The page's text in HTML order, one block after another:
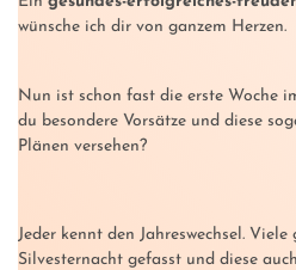
wünsche ich dir von ganzem Herzen.
Nun ist schon fast die erste Woche
du besondere Vorsätze und diese
Plänen versehen?
Jeder kennt den Jahreswechsel.
Silvesternacht gefasst und diese